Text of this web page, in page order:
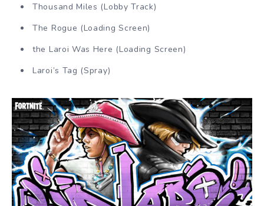
Thousand Miles (Lobby Track)
The Rogue (Loading Screen)
the Laroi Was Here (Loading Screen)
Laroi’s Tag (Spray)